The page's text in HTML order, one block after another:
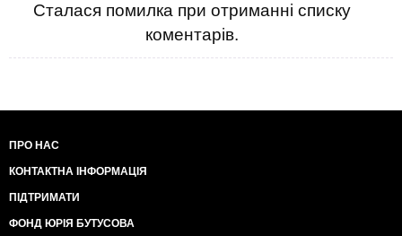
Сталася помилка при отриманні списку
коментарів.
ПРО НАС
КОНТАКТНА ІНФОРМАЦІЯ
ПІДТРИМАТИ
ФОНД ЮРІЯ БУТУСОВА